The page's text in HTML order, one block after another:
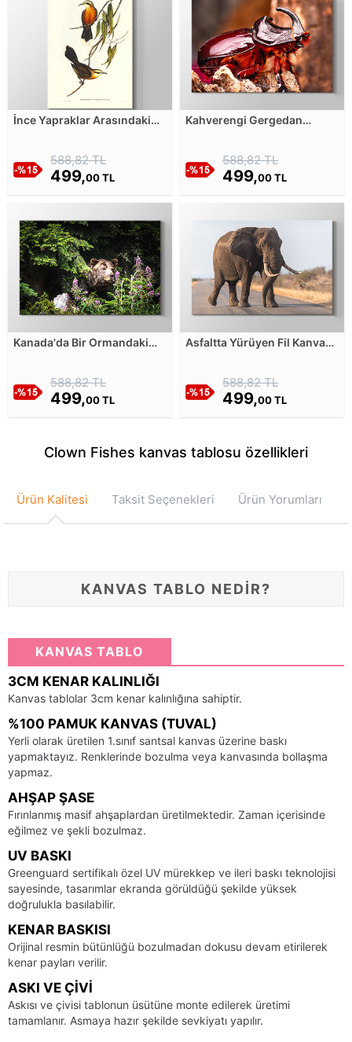
İnce Yapraklar Arasındaki
588,82 TL
499,00 TL
Kahverengi Gergedan
588,82 TL
499,00 TL
Kanada'da Bir Ormandaki
588,82 TL
499,00 TL
Asfaltta Yürüyen Fil Kanvas
588,82 TL
499,00 TL
Clown Fishes kanvas tablosu özellikleri
Ürün Kalitesi Taksit Seçenekleri Ürün Yorumları
KANVAS TABLO NEDİR?
KANVAS TABLO
3CM KENAR KALINLIĞI
Kanvas tablolar 3cm kenar kalınlığına sahiptir.
%100 PAMUK KANVAS (TUVAL)
Yerli olarak üretilen 1.sınıf santsal kanvas üzerine baskı
yapmaktayız. Renklerinde bozulma veya kanvasında bollaşma
yapmaz.
AHŞAP ŞASE
Fırınlanmış masif ahşaplardan üretilmektedir. Zaman içerisinde
eğilmez ve şekli bozulmaz.
UV BASKI
Greenguard sertifikalı özel UV mürekkep ve ileri baskı teknolojisi
sayesinde, tasarımlar ekranda görüldüğü şekilde yüksek
doğrulukla basılabilir.
KENAR BASKISI
Orijinal resmin bütünlüğü bozulmadan dokusu devam etirilerek
kenar payları verilir.
ASKI VE ÇIVI
Askısı ve çivisi tablonun üsütüne monte edilerek üretimi
tamamlanır. Asmaya hazır şekilde sevkiyatı yapılır.